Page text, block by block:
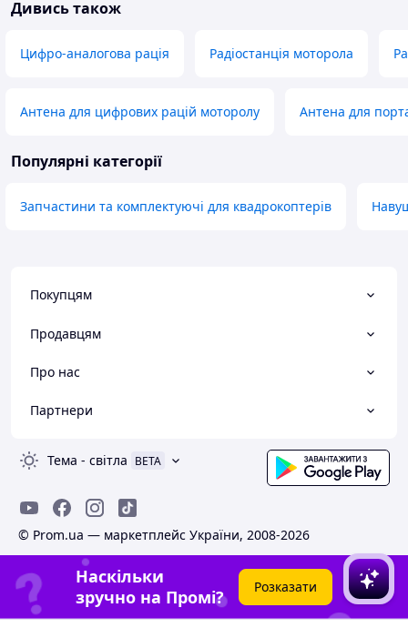
Дивись також
Цифро-аналогова рація Радіостанція моторола
Антена для цифрових рацій моторолу Антена для
Популярні категорії
Запчастини та комплектуючі для квадрокоптерів
Покупцям
Продавцям
Про нас
Партнери
Тема - світла BETA
© Prom.ua — маркетплейс України, 2008-2026
Наскільки
зручно на Промі?
Розказати